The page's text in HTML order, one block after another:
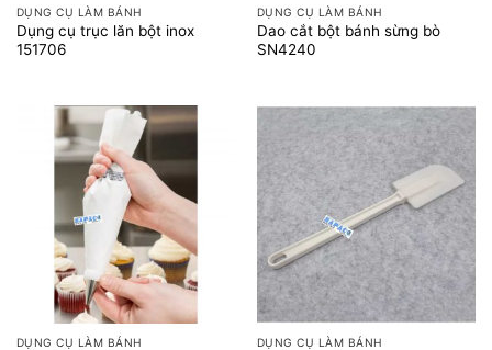
DỤNG CỤ LÀM BÁNH
Dụng cụ trục lăn bột inox
151706
DỤNG CỤ LÀM BÁNH
Dao cắt bột bánh sừng bò
SN4240
DỤNG CỤ LÀM BÁNH DỤNG CỤ LÀM BÁNH